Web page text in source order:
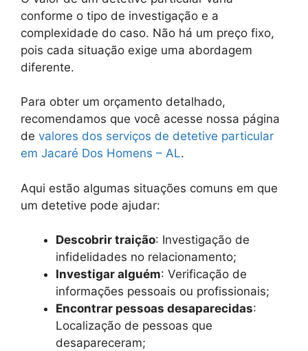
conforme o tipo de investigação e a
complexidade do caso. Não há um preço fixo,
pois cada situação exige uma abordagem
diferente.
Para obter um orçamento detalhado,
recomendamos que você acesse nossa página
de valores dos serviços de detetive particular
em Jacaré Dos Homens – AL.
Aqui estão algumas situações comuns em que
um detetive pode ajudar:
Descobrir traição: Investigação de
infidelidades no relacionamento;
Investigar alguém: Verificação de
informações pessoais ou profissionais;
Encontrar pessoas desaparecidas:
Localização de pessoas que
desapareceram;